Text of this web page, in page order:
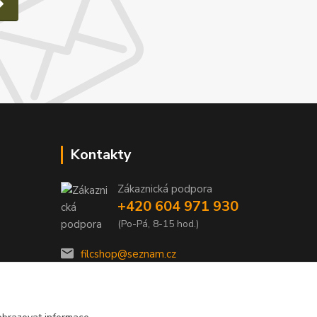
Kontakty
Zákaznická podpora
+420 604 971 930
(Po-Pá, 8-15 hod.)
filcshop@seznam.cz